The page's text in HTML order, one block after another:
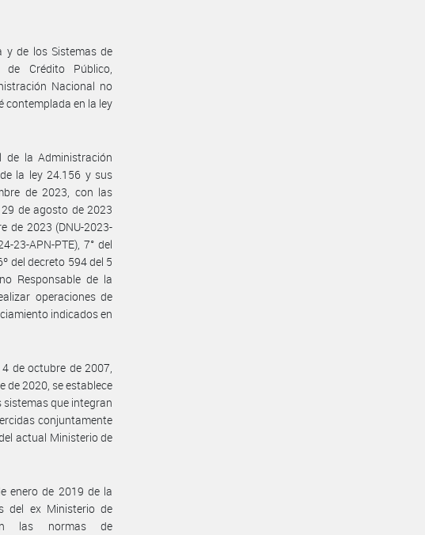
y de los Sistemas de
Crédito Público,
Nacional no
contemplada en la ley
de la Administración
la ley 24.156 y sus
de 2023, con las
de agosto de 2023
de 2023 (DNU-2023-
23-APN-PTE), 7° del
del decreto 594 del 5
Responsable de la
operaciones de
indicados en
de octubre de 2007,
de 2020, se establece
sistemas que integran
conjuntamente
actual Ministerio de
enero de 2019 de la
del ex Ministerio de
las normas de